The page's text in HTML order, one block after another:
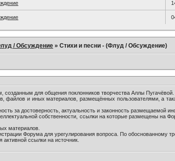
/ Обсуждение »Стихи и песни - (Флуд / Обсуждение)
для общения поклонников творчества Аллы Пугачёвой.
файлов и иных материалов, размещённых пользователями, а
за достоверность, актуальность и законность размещаемой
собственности, ссылки на которые размещены на
материалов.
Форума для урегулирования вопроса. По обоснованному
ссылки на источник.